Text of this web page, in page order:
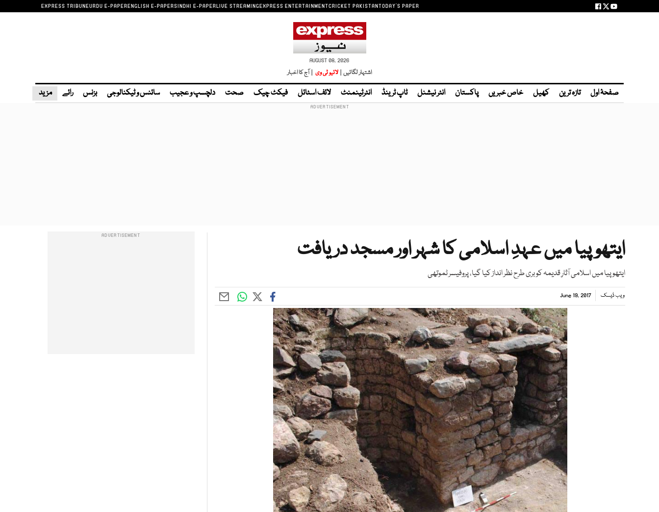
EXPRESS TRIBUNEURDU E-PAPERENGLISH E-PAPERSINDHI E-PAPERLIVE STREAMINGEXPRESS ENTERTAINMENTCRICKET PAKISTANTODAY'S PAPER
AUGUST 08, 2026
اشتہار لگائیں | لائیو ٹی وی | آج کا اخبار
صفحۂ اول تازہ ترین کھیل خاص خبریں پاکستان انٹر نیشنل ٹاپ ٹرینڈ انٹرٹینمنٹ لائف اسٹائل فیکٹ چیک صحت دلچسپ و عجیب سائنس و ٹیکنالوجی بزنس رائے مزید
ایتھوپیا میں عہدِ اسلامی کا شہر اور مسجد دریافت
ایتھوپیا میں اسلامی آثارِ قدیمہ کو بری طرح نظر انداز کیا گیا، پروفیسر ٹموتھی
ویب ڈیسک June 19, 2017